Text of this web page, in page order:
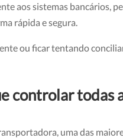
aos sistemas bancários,
rápida e segura.
ou ficar tentando
controlar todas
uma das